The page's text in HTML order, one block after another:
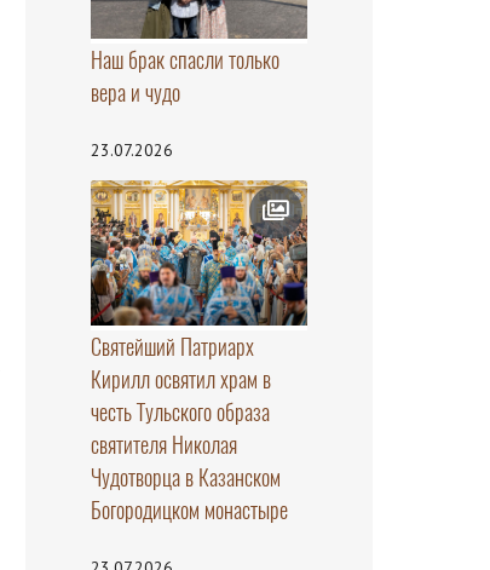
Наш брак спасли только
вера и чудо
23.07.2026
Святейший Патриарх
Кирилл освятил храм в
честь Тульского образа
святителя Николая
Чудотворца в Казанском
Богородицком монастыре